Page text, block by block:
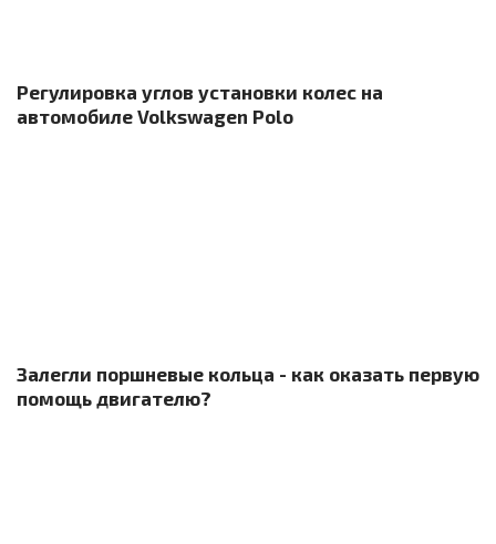
Регулировка углов установки колес на
автомобиле Volkswagen Polo
Залегли поршневые кольца - как оказать первую
помощь двигателю?